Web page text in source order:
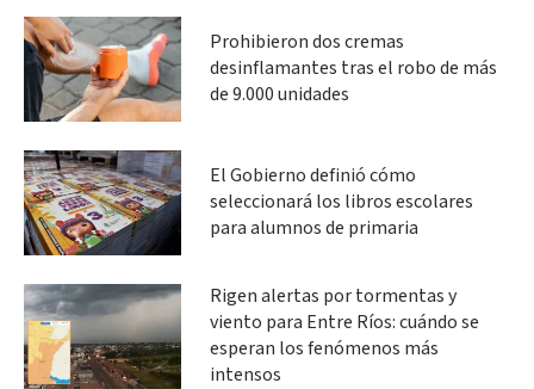
Prohibieron dos cremas
desinflamantes tras el robo de más
de 9.000 unidades
El Gobierno definió cómo
seleccionará los libros escolares
para alumnos de primaria
Rigen alertas por tormentas y
viento para Entre Ríos: cuándo se
esperan los fenómenos más
intensos